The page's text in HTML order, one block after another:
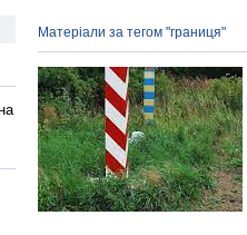
Матеріали за тегом "границя"